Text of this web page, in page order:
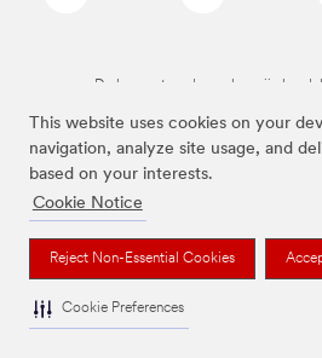
This website uses cookies on your
navigation, analyze site usage, and
based on your interests.
Cookie Notice
Reject Non-Essential Cookies
Cookie Preferences
De bovenstaande merken zijn